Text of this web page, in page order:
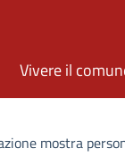
Vivere il
mostra